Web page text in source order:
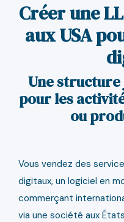
Créer une
aux USA
Une
pour les
ou
Vous vendez des
digitaux, un logiciel en
commerçant
via une société aux